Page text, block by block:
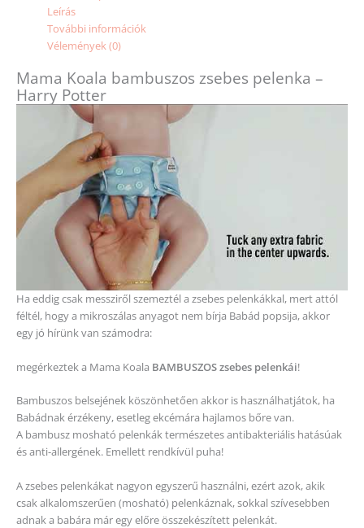
Leírás
További információk
Vélemények (0)
Mama Koala bambuszos zsebes pelenka –
Harry Potter
Ha eddig csak messziről szemeztél a zsebes pelenkákkal, mert attól
féltél, hogy a mikroszálas anyagot nem bírja Babád popsija, akkor
egy jó hírünk van számodra:
megérkeztek a Mama Koala BAMBUSZOS zsebes pelenkái!
Bambuszos belsejének köszönhetően akkor is használhatjátok, ha
Babádnak érzékeny, esetleg ekcémára hajlamos bőre van.
A bambusz mosható pelenkák természetes antibakteriális hatásúak
és anti-allergének. Emellett rendkívül puha!
A zsebes pelenkákat nagyon egyszerű használni, ezért azok, akik
csak alkalomszerűen (mosható) pelenkáznak, sokkal szívesebben
adnak a babára már egy előre összekészített pelenkát.